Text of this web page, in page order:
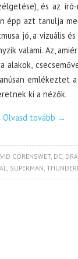
és az
épp azt tanulja
jó, a vizuális
valami. Az,
alakok,
emlékeztet a
ki a nézők.
Olvasd tovább →
CORENSWET, DC,
, SUPERMAN,